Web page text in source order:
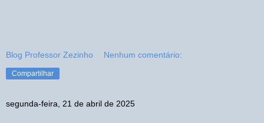
Blog Professor Zezinho Nenhum comentário:
Compartilhar
segunda-feira, 21 de abril de 2025